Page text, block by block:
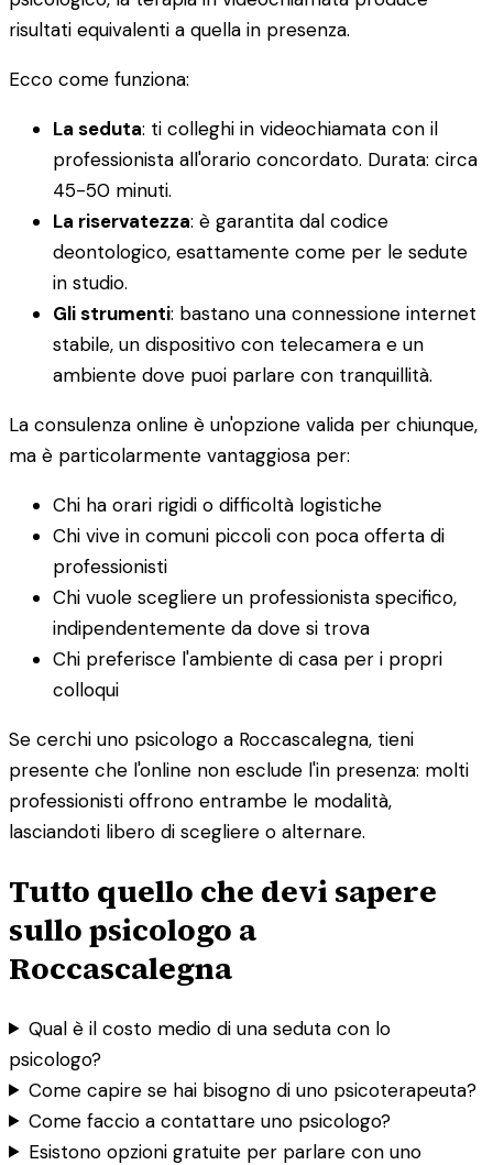
risultati equivalenti a quella in presenza.
Ecco come funziona:
La seduta: ti colleghi in videochiamata con il
professionista all'orario concordato. Durata: circa
45-50 minuti.
La riservatezza: è garantita dal codice
deontologico, esattamente come per le sedute
in studio.
Gli strumenti: bastano una connessione internet
stabile, un dispositivo con telecamera e un
ambiente dove puoi parlare con tranquillità.
La consulenza online è un'opzione valida per chiunque,
ma è particolarmente vantaggiosa per:
Chi ha orari rigidi o difficoltà logistiche
Chi vive in comuni piccoli con poca offerta di
professionisti
Chi vuole scegliere un professionista specifico,
indipendentemente da dove si trova
Chi preferisce l'ambiente di casa per i propri
colloqui
Se cerchi uno psicologo a Roccascalegna, tieni
presente che l'online non esclude l'in presenza: molti
professionisti offrono entrambe le modalità,
lasciandoti libero di scegliere o alternare.
Tutto quello che devi sapere
sullo psicologo a
Roccascalegna
Qual è il costo medio di una seduta con lo
psicologo?
Come capire se hai bisogno di uno psicoterapeuta?
Come faccio a contattare uno psicologo?
Esistono opzioni gratuite per parlare con uno